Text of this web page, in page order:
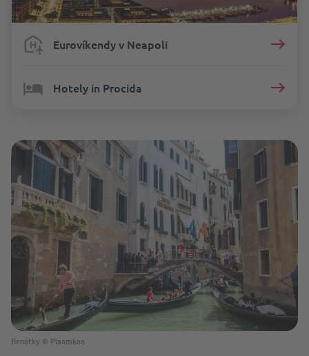
Eurovíkendy v Neapoli
Hotely in Procida
Benátky © Plaamkaa